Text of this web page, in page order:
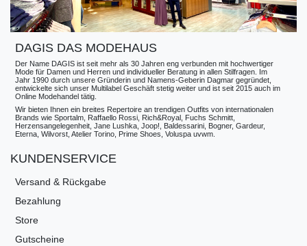
DAGIS DAS MODEHAUS
Der Name DAGIS ist seit mehr als 30 Jahren eng verbunden mit hochwertiger
Mode für Damen und Herren und individueller Beratung in allen Stilfragen. Im
Jahr 1990 durch unsere Gründerin und Namens-Geberin Dagmar gegründet,
entwickelte sich unser Multilabel Geschäft stetig weiter und ist seit 2015 auch im
Online Modehandel tätig.
Wir bieten Ihnen ein breites Repertoire an trendigen Outfits von internationalen
Brands wie Sportalm, Raffaello Rossi, Rich&Royal, Fuchs Schmitt,
Herzensangelegenheit, Jane Lushka, Joop!, Baldessarini, Bogner, Gardeur,
Eterna, Wilvorst, Atelier Torino, Prime Shoes, Voluspa uvwm.
KUNDENSERVICE
Versand & Rückgabe
Bezahlung
Store
Gutscheine